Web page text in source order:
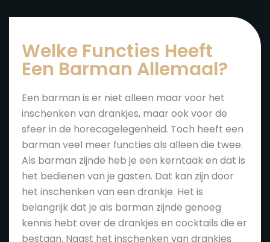
Welke Functies Heeft
Een Barman Allemaal?
Een barman is er niet alleen maar voor het
inschenken van drankjes, maar ook voor de
sfeer in de horecagelegenheid. Toch heeft een
barman veel meer functies als alleen die twee.
Als barman zijnde heb je een kerntaak en dat is
het bedienen van je gasten. Dat kan zijn door
het inschenken van een drankje. Het is
belangrijk dat je als barman zijnde genoeg
kennis hebt over de drankjes en cocktails die er
bestaan. Naast het inschenken van drankjes